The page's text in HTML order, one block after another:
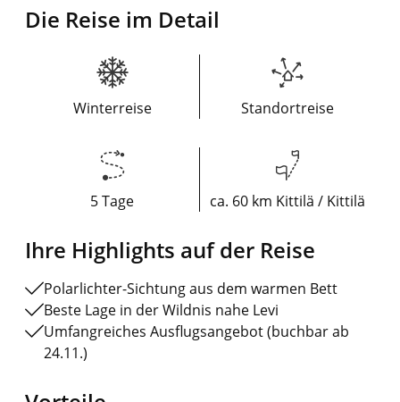
Die Reise im Detail
Winterreise Standortreise
5 Tage ca. 60 km Kittilä / Kittilä
Ihre Highlights auf der Reise
Polarlichter-Sichtung aus dem warmen Bett
Beste Lage in der Wildnis nahe Levi
Umfangreiches Ausflugsangebot (buchbar ab
24.11.)